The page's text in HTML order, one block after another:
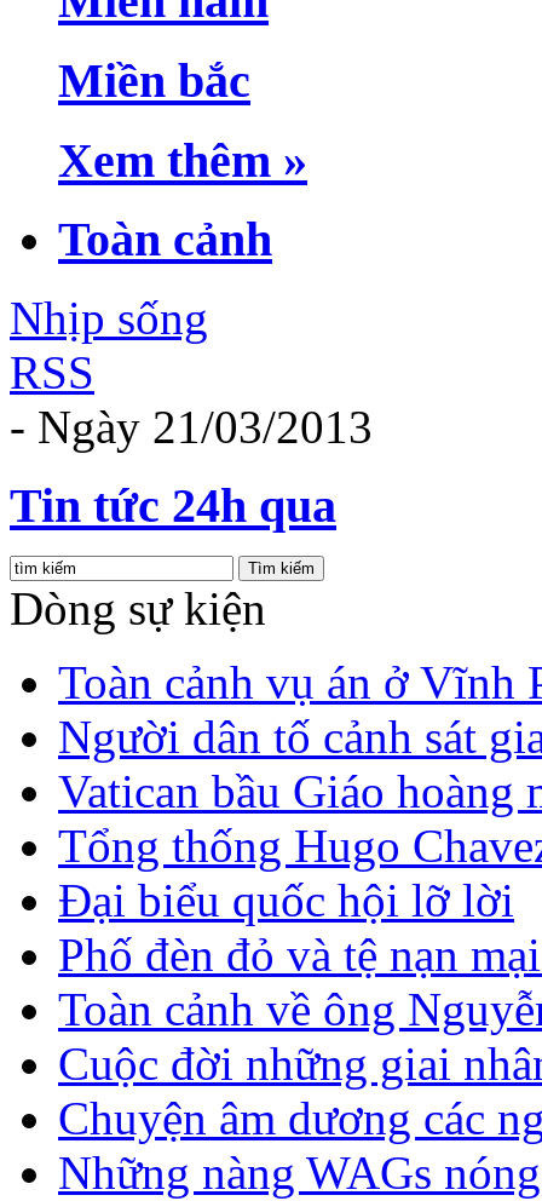
Miền bắc
Xem thêm »
Toàn cảnh
Nhịp sống
RSS
- Ngày 21/03/2013
Tin tức 24h qua
Dòng sự kiện
Toàn cảnh vụ án ở Vĩnh
Người dân tố cảnh sát
Vatican bầu Giáo hoàng
Tổng thống Hugo
Đại biểu quốc hội lỡ lời
Phố đèn đỏ và tệ nạn
Toàn cảnh về ông
Cuộc đời những giai
Chuyện âm dương các
Những nàng WAGs